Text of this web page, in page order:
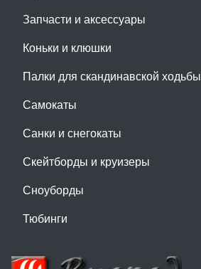
Запчасти и аксессуары
Коньки и клюшки
Палки для скандинавской ходьбы
Самокаты
Санки и снегокаты
Скейтборды и круизеры
Сноуборды
Тюбинги